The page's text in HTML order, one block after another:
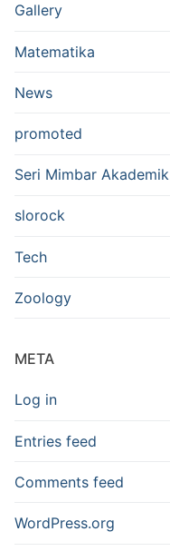
Gallery
Matematika
News
promoted
Seri Mimbar Akademik
slorock
Tech
Zoology
META
Log in
Entries feed
Comments feed
WordPress.org